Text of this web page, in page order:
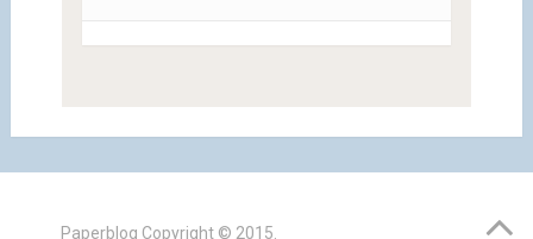
Paperblog Copyright © 2015.